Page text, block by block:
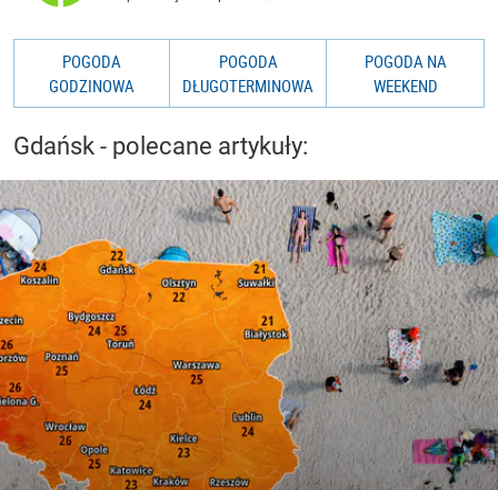
POGODA
GODZINOWA
POGODA
DŁUGOTERMINOWA
POGODA NA
WEEKEND
Gdańsk - polecane artykuły: